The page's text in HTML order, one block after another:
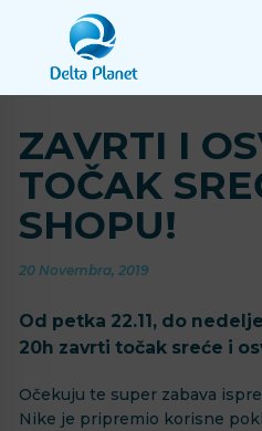
ZAVRTI I
TOČAK
SHOPU!
20 Novembra, 2019
Od petka 22.11, do
20h zavrti točak sreće i
Očekuju te super zabava
Nike je pripremio korisne